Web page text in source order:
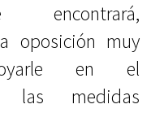
encontrará,
oposición muy
en el
las medidas